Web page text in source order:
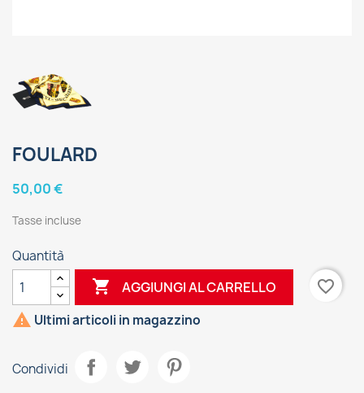
FOULARD
50,00 €
Tasse incluse
Quantità
 AGGIUNGI AL CARRELLO
favorite_border
 Ultimi articoli in magazzino
Condividi